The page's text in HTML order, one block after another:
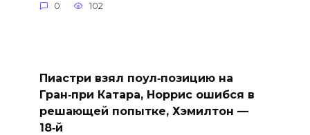
0 102
Пиастри взял поул‑позицию на
Гран‑при Катара, Норрис ошибся в
решающей попытке, Хэмилтон —
18‑й